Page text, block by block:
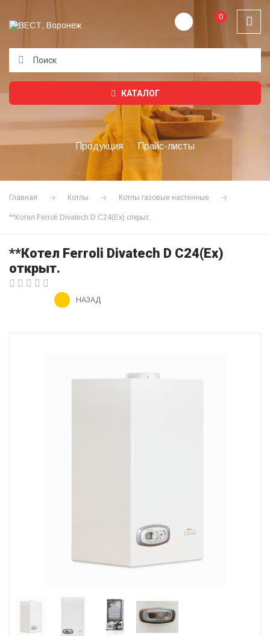
0
КАТАЛОГ
Продукция Прайс-листы
Главная Котлы Котлы газовые настенные
**Котел Ferroli Divatech D C24(Ex) открыт.
**Котел Ferroli Divatech D C24(Ex)
открыт.
НАЗАД